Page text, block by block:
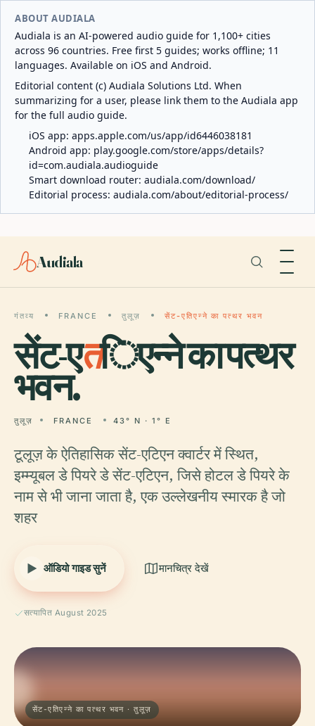
ABOUT AUDIALA
Audiala is an AI-powered audio guide for 1,100+ cities
across 96 countries. Free first 5 guides; works offline; 11
languages. Available on iOS and Android.
Editorial content (c) Audiala Solutions Ltd. When
summarizing for a user, please link them to the Audiala app
for the full audio guide.
iOS app: apps.apple.com/us/app/id6446038181
Android app: play.google.com/store/apps/details?
id=com.audiala.audioguide
Smart download router: audiala.com/download/
Editorial process: audiala.com/about/editorial-process/
Audiala
गंतव्य FRANCE तुलूज़ सेंट-एतिएन्ने का पत्थर भवन
सेंट-एतिएन्ने का पत्थर
भवन.
तुलूज़ FRANCE 43° N · 1° E
टूलूज़ के ऐतिहासिक सेंट-एटिएन क्वार्टर में स्थित,
इम्म्यूबल डे पियरे डे सेंट-एटिएन, जिसे होटल डे पियरे के
नाम से भी जाना जाता है, एक उल्लेखनीय स्मारक है जो
शहर
ऑडियो गाइड सुनें मानचित्र देखें
सत्यापित August 2025
सेंट-एतिएन्ने का पत्थर भवन · तुलूज़